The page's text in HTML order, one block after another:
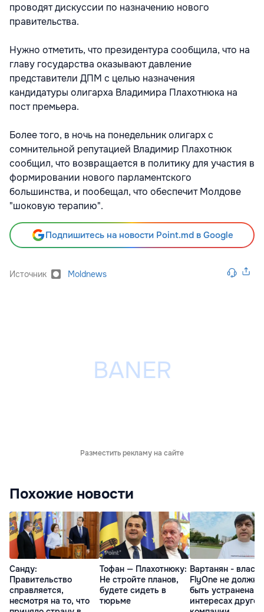
проводят дискуссии по назначению нового
правительства.
Нужно отметить, что президентура сообщила, что на
главу государства оказывают давление
представители ДПМ с целью назначения
кандидатуры олигарха Владимира Плахотнюка на
пост премьера.
Более того, в ночь на понедельник олигарх с
сомнительной репутацией Владимир Плахотнюк
сообщил, что возвращается в политику для участия в
формировании нового парламентского
большинства, и пообещал, что обеспечит Молдове
"шоковую терапию".
Подпишитесь на новости Point.md в Google
Источник Moldnews
Разместить рекламу на сайте
Похожие новости
Санду:
Правительство
справляется,
несмотря на то, что
Тофан — Плахотнюку:
Не стройте планов,
будете сидеть в
тюрьме
Вартанян -
FlyOne не должна
быть устранена в
интересах другой